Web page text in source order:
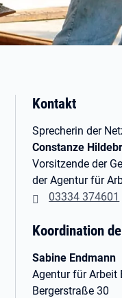
Kontakt
Sprecherin der
Constanze
Vorsitzende der
der Agentur für
03334 374601
Koordination
Sabine Endmann
Agentur für Arbeit
Bergerstraße 30